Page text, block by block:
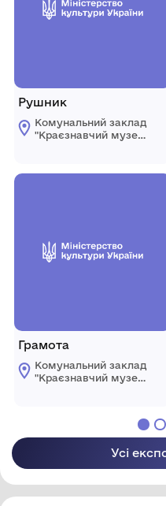
Рушник
Комунальний заклад
"Краєзнавчий музей
Грамота
Комунальний заклад
"Краєзнавчий музей
Усі